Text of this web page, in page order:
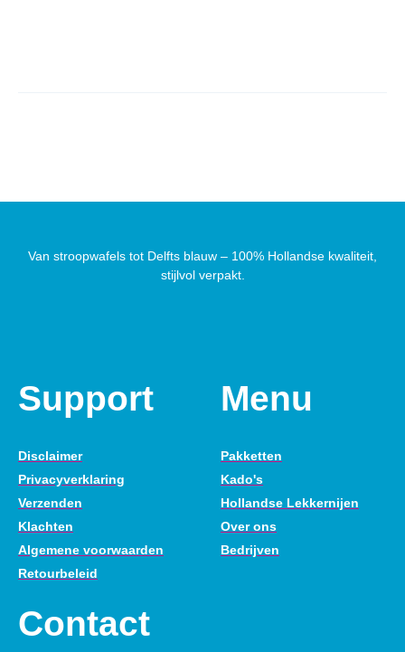
Van stroopwafels tot Delfts blauw – 100% Hollandse kwaliteit,
stijlvol verpakt.
Support
Disclaimer
Privacyverklaring
Verzenden
Klachten
Algemene voorwaarden
Retourbeleid
Menu
Pakketten
Kado's
Hollandse Lekkernijen
Over ons
Bedrijven
Contact